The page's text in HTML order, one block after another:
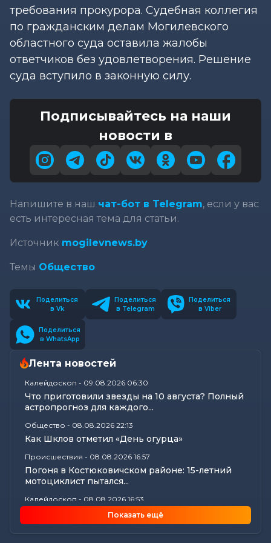
требования прокурора. Судебная коллегия
по гражданским делам Могилевского
областного суда оставила жалобы
ответчиков без удовлетворения. Решение
суда вступило в законную силу.
Подписывайтесь на наши
новости в
Напишите в наш чат-бот в Telegram, если у вас
есть интересная тема для статьи.
Источник mogilevnews.by
Темы Общество
Поделиться
в Vk
Поделиться
в Telegram
Поделиться
в Viber
Поделиться
в WhatsApp
Лента новостей
Калейдоскоп - 09.08.2026 06:30
Что приготовили звезды на 10 августа? Полный
астропрогноз для каждого...
Общество - 08.08.2026 22:13
Как Шклов отметил «День огурца»
Происшествия - 08.08.2026 16:57
Погоня в Костюковичском районе: 15-летний
мотоциклист пытался...
Калейдоскоп - 08.08.2026 16:53
В Могилеве впервые проходят масштабные
соревнования по мотоспорту...
Показать ещё